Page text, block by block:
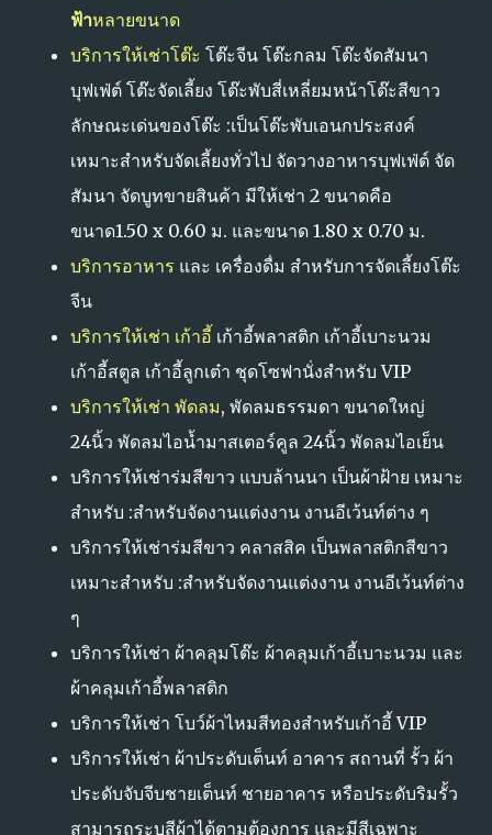
ฟ้าหลายขนาด
บริการให้เช่าโต๊ะ โต๊ะจีน โต๊ะกลม โต๊ะจัดสัมนา
บุฟเฟ่ต์ โต๊ะจัดเลี้ยง โต๊ะพับสี่เหลี่ยมหน้าโต๊ะสีขาว
ลักษณะเด่นของโต๊ะ :เป็นโต๊ะพับเอนกประสงค์
เหมาะสำหรับจัดเลี้ยงทั่วไป จัดวางอาหารบุฟเฟ่ต์ จัด
สัมนา จัดบูทขายสินค้า มีให้เช่า 2 ขนาดคือ
ขนาด1.50 x 0.60 ม. และขนาด 1.80 x 0.70 ม.
บริการอาหาร และ เครื่องดื่ม สำหรับการจัดเลี้ยงโต๊ะ
จีน
บริการให้เช่า เก้าอี้ เก้าอี้พลาสติก เก้าอี้เบาะนวม
เก้าอี้สตูล เก้าอี้ลูกเต๋า ชุดโซฟานั่งสำหรับ VIP
บริการให้เช่า พัดลม, พัดลมธรรมดา ขนาดใหญ่
24นิ้ว พัดลมไอน้ำมาสเตอร์คูล 24นิ้ว พัดลมไอเย็น
บริการให้เช่าร่มสีขาว แบบล้านนา เป็นผ้าฝ้าย เหมาะ
สำหรับ :สำหรับจัดงานแต่งงาน งานอีเว้นท์ต่าง ๆ
บริการให้เช่าร่มสีขาว คลาสสิค เป็นพลาสติกสีขาว
เหมาะสำหรับ :สำหรับจัดงานแต่งงาน งานอีเว้นท์ต่าง
ๆ
บริการให้เช่า ผ้าคลุมโต๊ะ ผ้าคลุมเก้าอี้เบาะนวม และ
ผ้าคลุมเก้าอี้พลาสติก
บริการให้เช่า โบว์ผ้าไหมสีทองสำหรับเก้าอี้ VIP
บริการให้เช่า ผ้าประดับเต็นท์ อาคาร สถานที่ รั้ว ผ้า
ประดับจับจีบชายเต็นท์ ชายอาคาร หรือประดับริมรั้ว
สามารถระบุสีผ้าได้ตามต้องการ และมีสีเฉพาะ